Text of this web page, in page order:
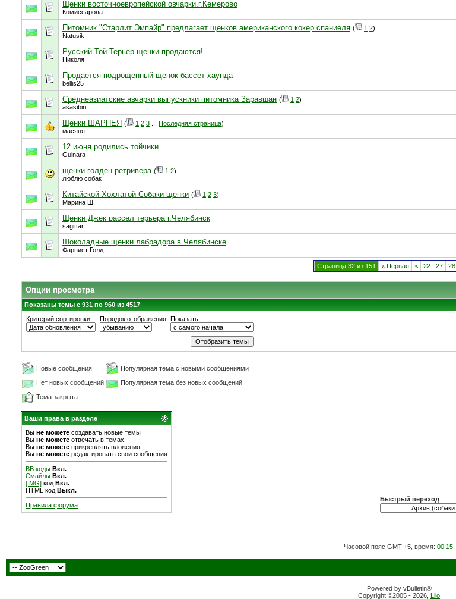
Щенки восточноевропейской овчарки.г.Кемерово
Комиссарова
Питомник "Старлит Эмпайр" предлагает щенков американского кокер спаниеля ( 1 2)
Natusik
Русский Той-Терьер щенки продаются!
Николя
Продается подрощенный щенок бассет-хаунда
bellis25
Среднеазиатские авчарки выпускники питомника Заравшан ( 1 2)
asasibiri
Щенки ШАРПЕЯ ( 1 2 3 Последняя страница)
масяня
12 июня родились тойчики
Gulnara
щенки голден-ретривера ( 1 2)
люблю собак
Китайской Хохлатой Собаки щенки ( 1 2 3)
Марина Ш.
Щенки Джек рассел терьера г.Челябинск
sagittar
Шоколадные щенки лабрадора в Челябинске
Фарвист Голд
Страница 32 из 151 « Первая < 22 27 28
Опции просмотра
Показаны темы с 931 по 960 из 4517
Критерий сортировки
Порядок отображения Показать
Новые сообщения
Популярная тема с новыми сообщениями
Нет новых сообщений
Популярная тема без новых сообщений
Тема закрыта
Ваши права в разделе
Вы не можете создавать новые темы
Вы не можете отвечать в темах
Вы не можете прикреплять вложения
Вы не можете редактировать свои сообщения
BB коды Вкл.
Смайлы Вкл.
[IMG] код Вкл.
HTML код Выкл.
Правила форума
Быстрый переход
Часовой пояс GMT +5, время: 00:15.
Powered by vBulletin®
Copyright ©2005 - 2026, Lilo